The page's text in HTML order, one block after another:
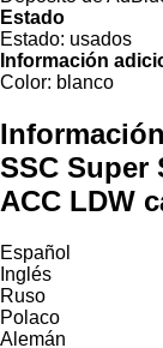
Estado
Estado: usados
Información
Color: blanco
SSC Super
ACC LDW
Español
Inglés
Ruso
Polaco
Alemán